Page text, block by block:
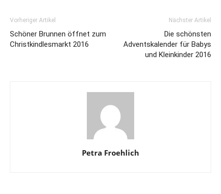
Vorheriger Artikel
Schöner Brunnen öffnet zum
Christkindlesmarkt 2016
Nächster Artikel
Die schönsten
Adventskalender für Babys
und Kleinkinder 2016
Petra Froehlich